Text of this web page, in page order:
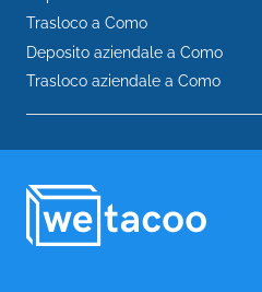
Trasloco a Como
Deposito aziendale a Como
Trasloco aziendale a Como